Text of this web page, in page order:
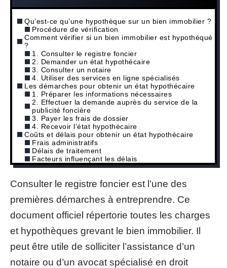
Qu’est-ce qu’une hypothèque sur un bien immobilier ?
Procédure de vérification
Comment vérifier si un bien immobilier est hypothéqué
?
1. Consulter le registre foncier
2. Demander un état hypothécaire
3. Consulter un notaire
4. Utiliser des services en ligne spécialisés
Les démarches pour obtenir un état hypothécaire
1. Préparer les informations nécessaires
2. Effectuer la demande auprès du service de la
publicité foncière
3. Payer les frais de dossier
4. Recevoir l’état hypothécaire
Coûts et délais pour obtenir un état hypothécaire
Frais administratifs
Délais de traitement
Facteurs influençant les délais
Consulter le registre foncier est l’une des
premières démarches à entreprendre. Ce
document officiel répertorie toutes les charges
et hypothèques grevant le bien immobilier. Il
peut être utile de solliciter l’assistance d’un
notaire ou d’un avocat spécialisé en droit